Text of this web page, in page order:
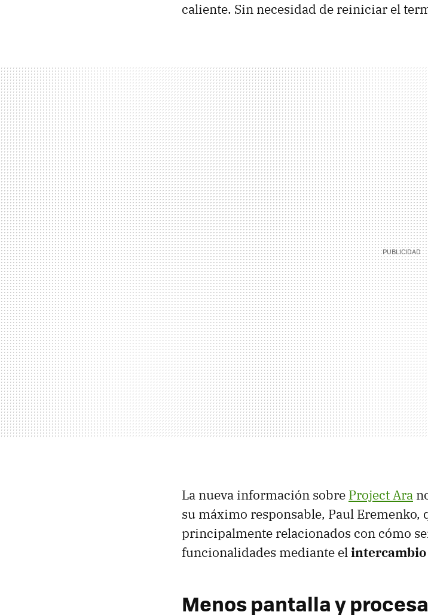
caliente. Sin necesidad de reiniciar el
La nueva información sobre Project Ara
su máximo responsable, Paul Eremenko,
principalmente relacionados con cómo
funcionalidades mediante elintercambio
Menos pantalla y